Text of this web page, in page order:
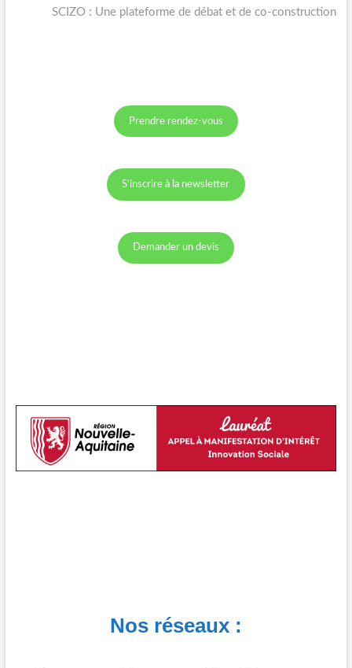
l’articlepost:
SCIZO : Une plateforme de débat et de co-construction
Prendre rendez-vous
S'inscrire à la newsletter
Demander un devis
Nos réseaux :